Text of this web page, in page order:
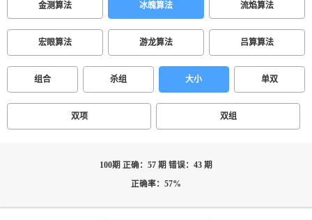
金测算法 冰魄算法 流焰算法
宏眼算法 游龙算法 吕算算法
组合 杀组 大小 单双
双项 双组
100期 正确：57 期 错误：43 期
正确率：57%